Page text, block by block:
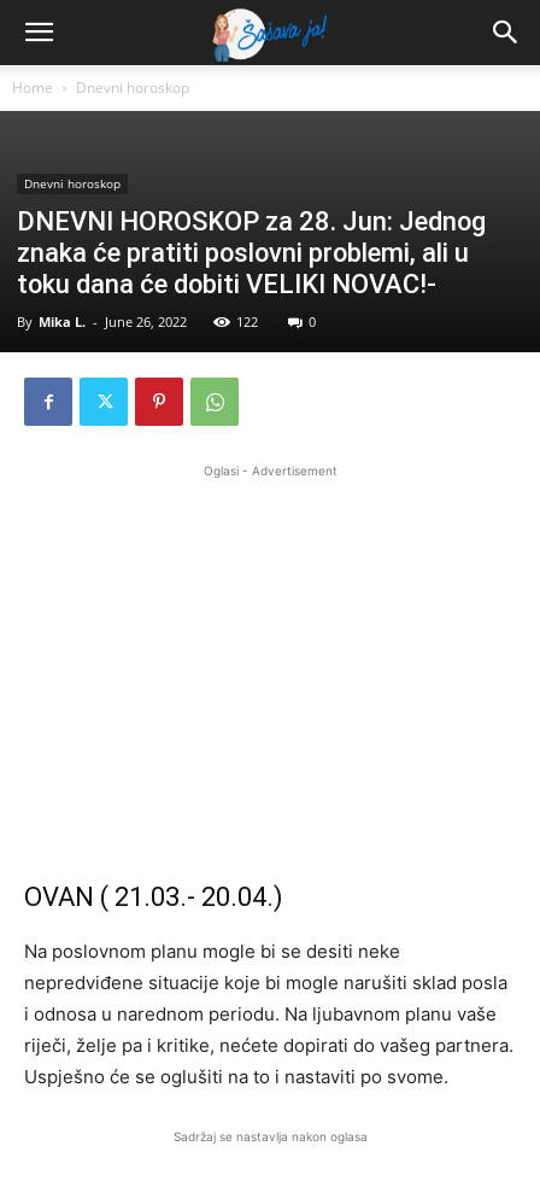
Home Dnevni horoskop
Dnevni horoskop
DNEVNI HOROSKOP za 28. Jun: Jednog
znaka će pratiti poslovni problemi, ali u
toku dana će dobiti VELIKI NOVAC!-
By Mika L. - June 26, 2022 122 0
Oglasi - Advertisement
OVAN ( 21.03.- 20.04.)
Na poslovnom planu mogle bi se desiti neke
nepredviđene situacije koje bi mogle narušiti sklad posla
i odnosa u narednom periodu. Na ljubavnom planu vaše
riječi, želje pa i kritike, nećete dopirati do vašeg partnera.
Uspješno će se oglušiti na to i nastaviti po svome.
Sadržaj se nastavlja nakon oglasa